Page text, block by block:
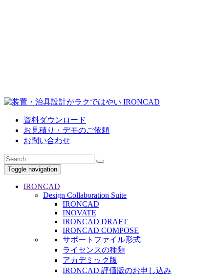
資料ダウンロード
お見積り・デモのご依頼
お問い合わせ
Toggle navigation
IRONCAD
Design Collaboration Suite
IRONCAD
INOVATE
IRONCAD DRAFT
IRONCAD COMPOSE
サポートファイル形式
ライセンスの種類
アカデミック版
IRONCAD 評価版のお申し込み